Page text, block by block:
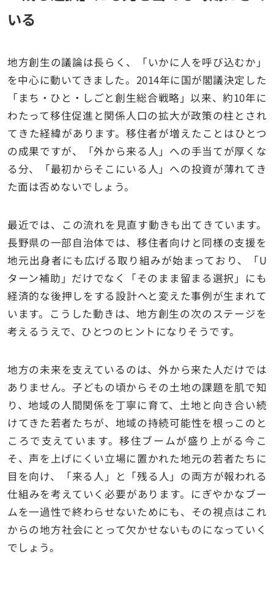
いる
地方創生の議論は長らく、「いかに人を呼び込むか」
を中心に動いてきました。2014年に国が閣議決定した
「まち・ひと・しごと創生総合戦略」以来、約10年に
わたって移住促進と関係人口の拡大が政策の柱とされ
てきた経緯があります。移住者が増えたことはひとつ
の成果ですが、「外から来る人」への手当てが厚くな
る分、「最初からそこにいる人」への投資が薄れてき
た面は否めないでしょう。
最近では、この流れを見直す動きも出てきています。
長野県の一部自治体では、移住者向けと同様の支援を
地元出身者にも広げる取り組みが始まっており、「U
ターン補助」だけでなく「そのまま留まる選択」にも
経済的な後押しをする設計へと変えた事例が生まれて
います。こうした動きは、地方創生の次のステージを
考えるうえで、ひとつのヒントになりそうです。
地方の未来を支えているのは、外から来た人だけでは
ありません。子どもの頃からその土地の課題を肌で知
り、地域の人間関係を丁寧に育て、土地と向き合い続
けてきた若者たちが、地域の持続可能性を根っこのと
ころで支えています。移住ブームが盛り上がる今こ
そ、声を上げにくい立場に置かれた地元の若者たちに
目を向け、「来る人」と「残る人」の両方が報われる
仕組みを考えていく必要があります。にぎやかなブー
ムを一過性で終わらせないためにも、その視点はこれ
からの地方社会にとって欠かせないものになっていく
でしょう。